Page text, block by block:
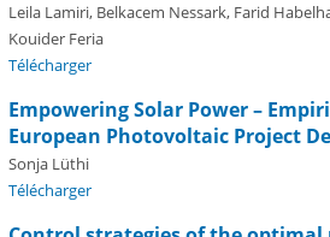
Leila Lamiri, Belkacem Nessark, Farid
Kouider Feria
Télécharger
Empowering Solar Power –
European Photovoltaic Project
Sonja Lüthi
Télécharger